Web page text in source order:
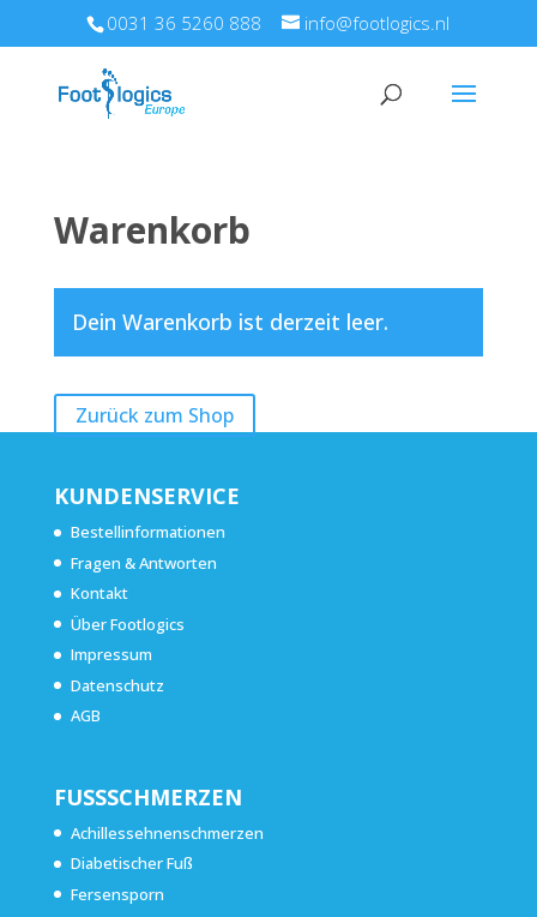
0031 36 5260 888 info@footlogics.nl
Warenkorb
Dein Warenkorb ist derzeit leer.
Zurück zum Shop
KUNDENSERVICE
Bestellinformationen
Fragen & Antworten
Kontakt
Über Footlogics
Impressum
Datenschutz
AGB
FUSSSCHMERZEN
Achillessehnenschmerzen
Diabetischer Fuß
Fersensporn